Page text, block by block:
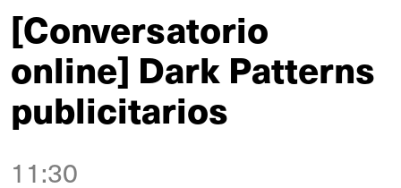
[Conversatorio
online] Dark Patterns
publicitarios
11:30